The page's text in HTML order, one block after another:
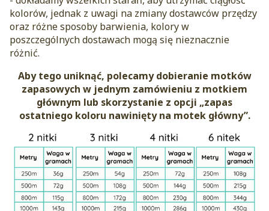
kolorów, jednak z uwagi na zmiany dostawców przędzy
oraz różne sposoby barwienia, kolory w
poszczególnych dostawach mogą się nieznacznie
różnić.
Aby tego uniknąć, polecamy dobieranie motków
zapasowych w jednym zamówieniu z motkiem
głównym lub skorzystanie z opcji „zapas
ostatniego koloru nawinięty na motek główny”.